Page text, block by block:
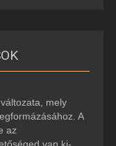
mely
A
az